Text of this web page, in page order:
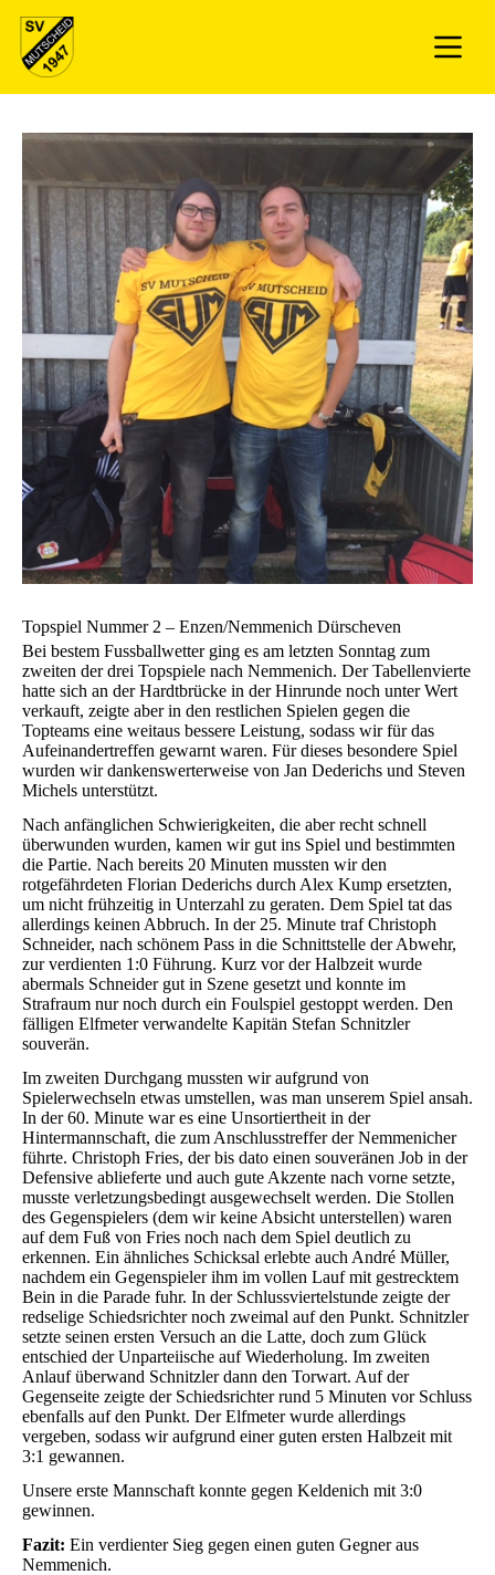
Topspiel Nummer 2 – Enzen/Nemmenich Dürscheven
Bei bestem Fussballwetter ging es am letzten Sonntag zum
zweiten der drei Topspiele nach Nemmenich. Der Tabellenvierte
hatte sich an der Hardtbrücke in der Hinrunde noch unter Wert
verkauft, zeigte aber in den restlichen Spielen gegen die
Topteams eine weitaus bessere Leistung, sodass wir für das
Aufeinandertreffen gewarnt waren. Für dieses besondere Spiel
wurden wir dankenswerterweise von Jan Dederichs und Steven
Michels unterstützt.
Nach anfänglichen Schwierigkeiten, die aber recht schnell
überwunden wurden, kamen wir gut ins Spiel und bestimmten
die Partie. Nach bereits 20 Minuten mussten wir den
rotgefährdeten Florian Dederichs durch Alex Kump ersetzten,
um nicht frühzeitig in Unterzahl zu geraten. Dem Spiel tat das
allerdings keinen Abbruch. In der 25. Minute traf Christoph
Schneider, nach schönem Pass in die Schnittstelle der Abwehr,
zur verdienten 1:0 Führung. Kurz vor der Halbzeit wurde
abermals Schneider gut in Szene gesetzt und konnte im
Strafraum nur noch durch ein Foulspiel gestoppt werden. Den
fälligen Elfmeter verwandelte Kapitän Stefan Schnitzler
souverän.
Im zweiten Durchgang mussten wir aufgrund von
Spielerwechseln etwas umstellen, was man unserem Spiel ansah.
In der 60. Minute war es eine Unsortiertheit in der
Hintermannschaft, die zum Anschlusstreffer der Nemmenicher
führte. Christoph Fries, der bis dato einen souveränen Job in der
Defensive ablieferte und auch gute Akzente nach vorne setzte,
musste verletzungsbedingt ausgewechselt werden. Die Stollen
des Gegenspielers (dem wir keine Absicht unterstellen) waren
auf dem Fuß von Fries noch nach dem Spiel deutlich zu
erkennen. Ein ähnliches Schicksal erlebte auch André Müller,
nachdem ein Gegenspieler ihm im vollen Lauf mit gestrecktem
Bein in die Parade fuhr. In der Schlussviertelstunde zeigte der
redselige Schiedsrichter noch zweimal auf den Punkt. Schnitzler
setzte seinen ersten Versuch an die Latte, doch zum Glück
entschied der Unparteiische auf Wiederholung. Im zweiten
Anlauf überwand Schnitzler dann den Torwart. Auf der
Gegenseite zeigte der Schiedsrichter rund 5 Minuten vor Schluss
ebenfalls auf den Punkt. Der Elfmeter wurde allerdings
vergeben, sodass wir aufgrund einer guten ersten Halbzeit mit
3:1 gewannen.
Unsere erste Mannschaft konnte gegen Keldenich mit 3:0
gewinnen.
Fazit: Ein verdienter Sieg gegen einen guten Gegner aus
Nemmenich.